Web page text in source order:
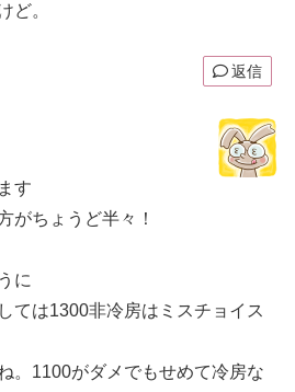
ど。
返信
す
がちょうど半々！
に
ては1300非冷房はミスチョイス
。1100がダメでもせめて冷房な